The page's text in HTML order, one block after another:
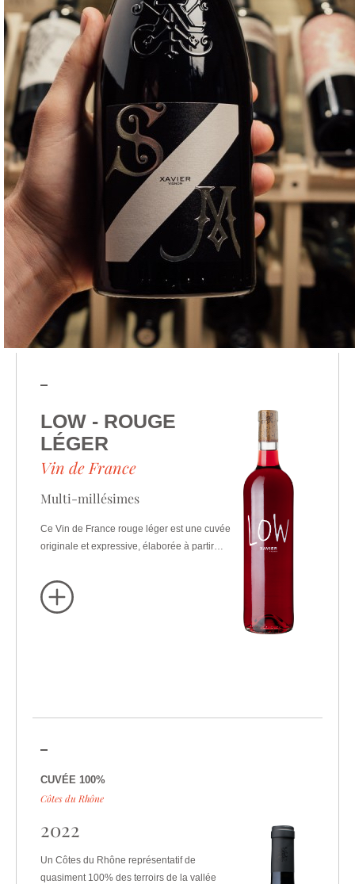
LOW - ROUGE
LÉGER
Vin de France
Multi-millésimes
Ce Vin de France rouge léger est une cuvée
originale et expressive, élaborée à partir…
CUVÉE 100%
Côtes du Rhône
2022
Un Côtes du Rhône représentatif de
quasiment 100% des terroirs de la vallée